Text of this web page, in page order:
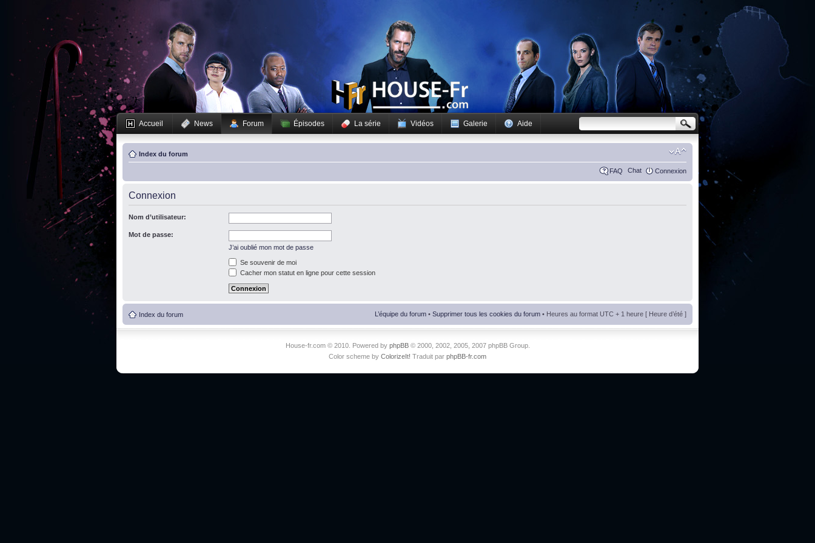
Accueil News Forum Épisodes La série Vidéos Galerie Aide
Index du forum
FAQ Chat Connexion
Connexion
Nom d’utilisateur:
Mot de passe:
J’ai oublié mon mot de passe
Se souvenir de moi
Cacher mon statut en ligne pour cette session
Index du forum L’équipe du forum • Supprimer tous les cookies du forum • Heures au format UTC + 1 heure [ Heure d’été ]
House-fr.com © 2010. Powered by phpBB© 2000, 2002, 2005, 2007 phpBB Group.
Color scheme by ColorizeIt! Traduit par phpBB-fr.com